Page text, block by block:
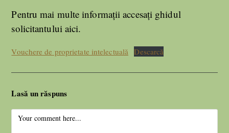
Pentru mai multe informații accesați ghidul
solicitantului aici.
Vouchere de proprietate intelectuală Descarcă
Lasă un răspuns